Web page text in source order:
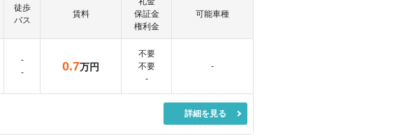
徒歩
バス
賃料
保証金
権利金
可能車種
-
-
0.7万円
不要
不要
-
-
詳細を見る